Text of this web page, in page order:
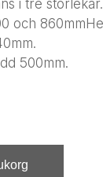
i tre storlekar.
och
500mm.